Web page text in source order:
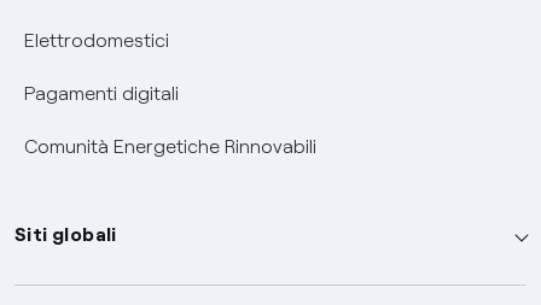
Elettrodomestici
Pagamenti digitali
Comunità Energetiche Rinnovabili
Siti globali